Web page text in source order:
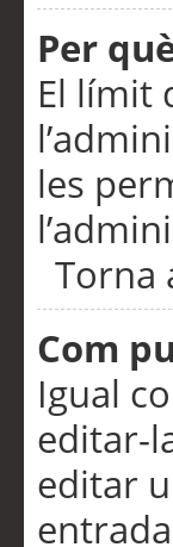
Per
El límit
les
Torna
Com
Igual
editar-
editar